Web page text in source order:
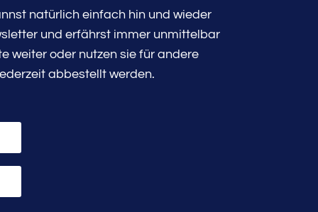
natürlich einfach hin und wieder
und erfährst immer unmittelbar
weiter oder nutzen sie für andere
abbestellt werden.